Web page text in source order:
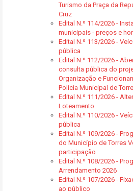
Turismo da Praça da
Cruz
Edital N.º 114/2026 -
municipais - preços e
Edital N.º 113/2026 -
pública
Edital N.º 112/2026 -
consulta pública do
Organização e
Polícia Municipal de
Edital N.º 111/2026 -
Loteamento
Edital N.º 110/2026 -
pública
Edital N.º 109/2026 -
do Município de Torres
participação
Edital N.º 108/2026 -
Arrendamento 2026
Edital N.º 107/2026 -
ao público